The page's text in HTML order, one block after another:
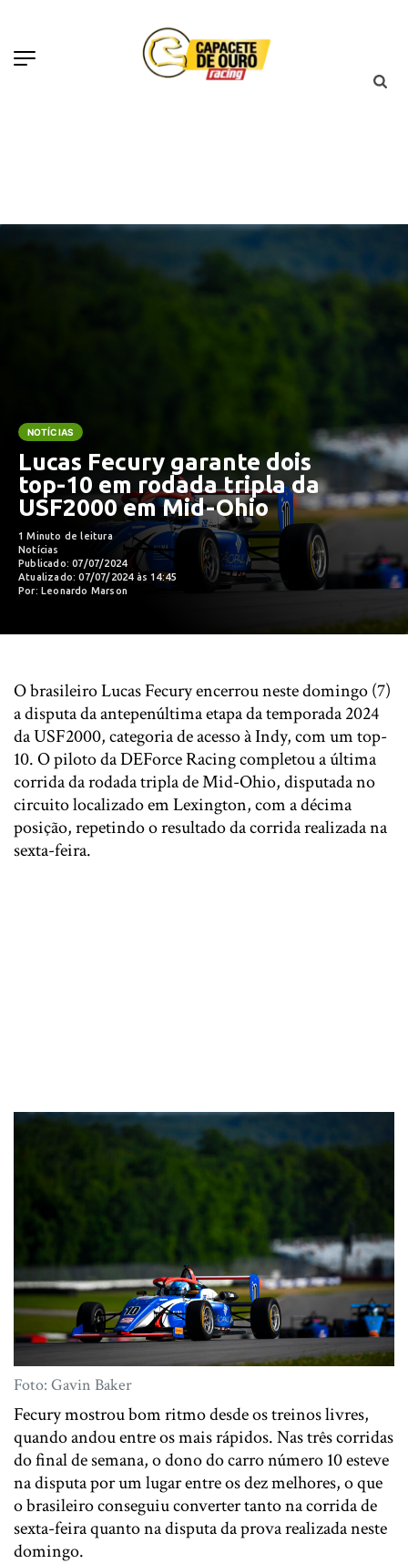
NOTÍCIAS
Lucas Fecury garante dois
top-10 em rodada tripla da
USF2000 em Mid-Ohio
1 Minuto de leitura
Notícias
Publicado: 07/07/2024
Atualizado: 07/07/2024 às 14:45
Por: Leonardo Marson
O brasileiro Lucas Fecury encerrou neste domingo (7)
a disputa da antepenúltima etapa da temporada 2024
da USF2000, categoria de acesso à Indy, com um top-
10. O piloto da DEForce Racing completou a última
corrida da rodada tripla de Mid-Ohio, disputada no
circuito localizado em Lexington, com a décima
posição, repetindo o resultado da corrida realizada na
sexta-feira.
Foto: Gavin Baker
Fecury mostrou bom ritmo desde os treinos livres,
quando andou entre os mais rápidos. Nas três corridas
do final de semana, o dono do carro número 10 esteve
na disputa por um lugar entre os dez melhores, o que
o brasileiro conseguiu converter tanto na corrida de
sexta-feira quanto na disputa da prova realizada neste
domingo.